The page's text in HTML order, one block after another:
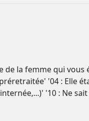
la femme qui vous
'04 : Elle
'10 : Ne